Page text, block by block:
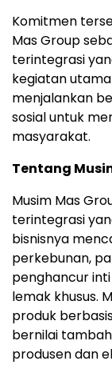
Komitmen
Mas Group
terintegrasi
kegiatan
menjalankan
sosial untuk
masyarakat.
Tentang
Musim Mas
terintegrasi
bisnisnya
perkebunan,
penghancur
lemak khusus.
produk
bernilai
produsen dan